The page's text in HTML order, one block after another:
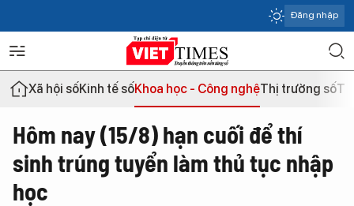
Đăng nhập
Xã hội sốKinh tế sốKhoa học - Công nghệThị trường số
Hôm nay (15/8) hạn cuối để thí
sinh trúng tuyển làm thủ tục nhập
học